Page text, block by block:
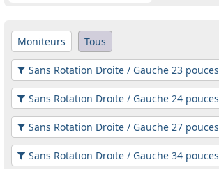
Moniteurs Tous
Sans Rotation Droite / Gauche 23 pouces
Sans Rotation Droite / Gauche 24 pouces
Sans Rotation Droite / Gauche 27 pouces
Sans Rotation Droite / Gauche 34 pouces